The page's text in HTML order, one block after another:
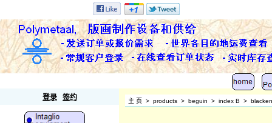
登录 签约 主 页 > products > beguin > index B >